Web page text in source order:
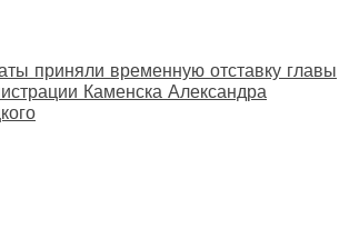
приняли временную отставку главы
Каменска Александра